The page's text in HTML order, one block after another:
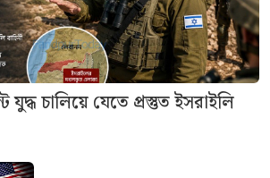
যুদ্ধ চালিয়ে যেতে প্রস্তুত ইসরাইলি